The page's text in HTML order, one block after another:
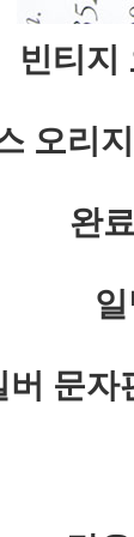
빈티지
오리
완
버 문자